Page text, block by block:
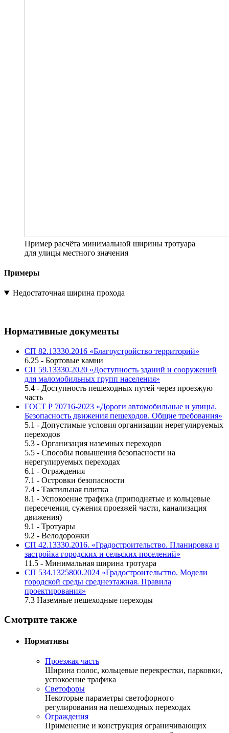
Пример расчёта минимальной ширины тротуара
для улицы местного значения
Примеры
Недостаточная ширина прохода
Нормативные документы
СП 82.13330.2016 «Благоустройство территорий»
6.25 - Бортовые камни
СП 59.13330.2020 «Доступность зданий и сооружений
для маломобильных групп населения»
5.4 - Доступность пешеходных путей через проезжую
часть
ГОСТ Р 70716-2023 «Дороги автомобильные и улицы.
Безопасность движения пешеходов. Общие требования»
5.1 - Допустимые условия организации нерегулируемых
переходов
5.3 - Организация наземных переходов
5.5 - Способы повышения безопасности на
нерегулируемых переходах
6.1 - Ограждения
7.1 - Островки безопасности
7.4 - Тактильная плитка
8.1 - Успокоение трафика (приподнятые и кольцевые
пересечения, сужения проезжей части, канализация
движения)
9.1 - Тротуары
9.2 - Велодорожки
СП 42.13330.2016. «Градостроительство. Планировка и
застройка городских и сельских поселений»
11.5 - Минимальная ширина тротуара
СП 534.1325800.2024 «Градостроительство. Модели
городской среды среднеэтажная. Правила
проектирования»
7.3 Наземные пешеходные переходы
Смотрите также
Нормативы
Проезжая часть
Ширина полос, кольцевые перекрестки, парковки,
успокоение трафика
Светофоры
Некоторые параметры светофорного
регулирования на пешеходных переходах
Ограждения
Применение и конструкция ограничивающих